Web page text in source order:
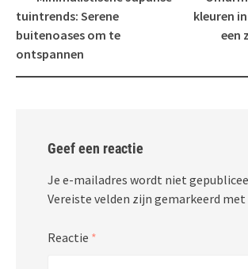
navigatie
tuintrends: Serene
buitenoases om te
ontspannen
kleuren
een
Geef een reactie
Je e-mailadres wordt niet
Vereiste velden zijn gemarkeerd met
Reactie *